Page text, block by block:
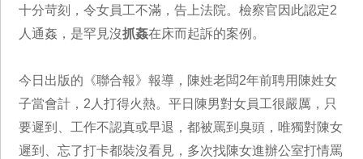
十分苛刻，令女員工不滿，告上法院。檢察官因此認定2
人通姦，是罕見沒抓姦在床而起訴的案例。
今日出版的《聯合報》報導，陳姓老闆2年前聘用陳姓女
子當會計，2人打得火熱。平日陳男對女員工很嚴厲，只
要遲到、工作不認真或早退，都被罵到臭頭，唯獨對陳女
遲到、忘了打卡都裝沒看見，多次找陳女進辦公室打情罵